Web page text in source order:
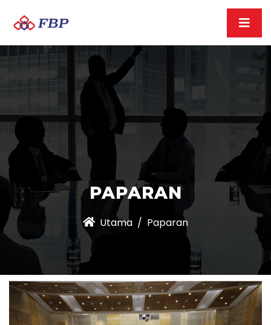
PAPARAN
Utama Paparan